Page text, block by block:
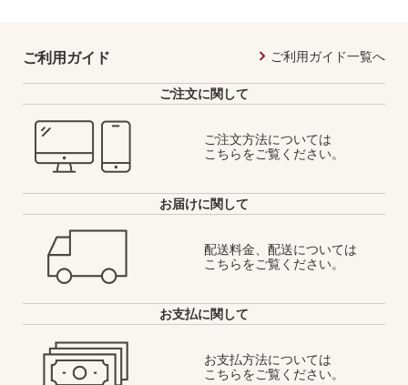
ご利用ガイド ご利用ガイド一覧へ
ご注文に関して
ご注文方法については
こちらをご覧ください。
お届けに関して
配送料金、配送については
こちらをご覧ください。
お支払に関して
お支払方法については
こちらをご覧ください。